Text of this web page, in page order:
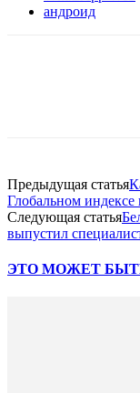
андроид
Предыдущая статья
Глобальном
Следующая статья
выпустил
ЭТО МОЖЕТ